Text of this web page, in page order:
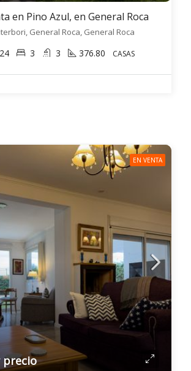
en Pino Azul, en General Roca
General Roca, General Roca
3 3 376.80 CASAS
EN VENTA
precio